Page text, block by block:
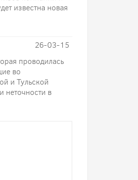
известна новая
26-03-15
проводилась
во
и Тульской
неточности в